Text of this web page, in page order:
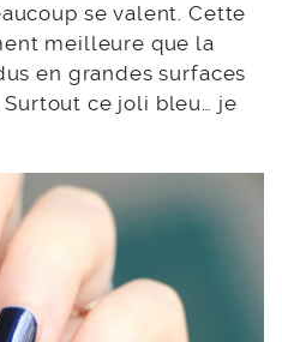
se valent. Cette
meilleure que la
en grandes surfaces
ce joli bleu… je